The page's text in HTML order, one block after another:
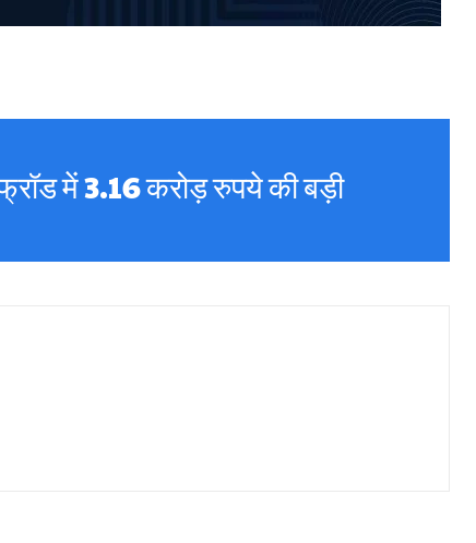
में 3.16 करोड़ रुपये की बड़ी